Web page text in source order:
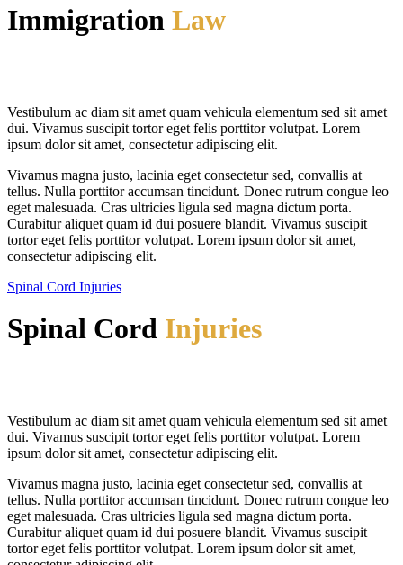
Immigration Law
Vestibulum ac diam sit amet quam vehicula elementum sed sit amet
dui. Vivamus suscipit tortor eget felis porttitor volutpat. Lorem
ipsum dolor sit amet, consectetur adipiscing elit.
Vivamus magna justo, lacinia eget consectetur sed, convallis at
tellus. Nulla porttitor accumsan tincidunt. Donec rutrum congue leo
eget malesuada. Cras ultricies ligula sed magna dictum porta.
Curabitur aliquet quam id dui posuere blandit. Vivamus suscipit
tortor eget felis porttitor volutpat. Lorem ipsum dolor sit amet,
consectetur adipiscing elit.
Spinal Cord Injuries
Spinal Cord Injuries
Vestibulum ac diam sit amet quam vehicula elementum sed sit amet
dui. Vivamus suscipit tortor eget felis porttitor volutpat. Lorem
ipsum dolor sit amet, consectetur adipiscing elit.
Vivamus magna justo, lacinia eget consectetur sed, convallis at
tellus. Nulla porttitor accumsan tincidunt. Donec rutrum congue leo
eget malesuada. Cras ultricies ligula sed magna dictum porta.
Curabitur aliquet quam id dui posuere blandit. Vivamus suscipit
tortor eget felis porttitor volutpat. Lorem ipsum dolor sit amet,